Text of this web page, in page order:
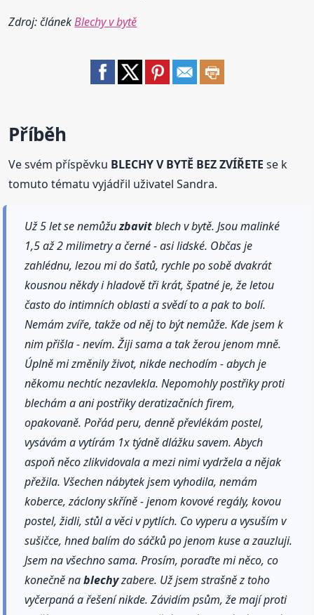
Zdroj: článekBlechy v bytě
Příběh
Ve svém příspěvku BLECHY V BYTĚ BEZ ZVÍŘETE se k
tomuto tématu vyjádřil uživatel Sandra.
Už 5 let se nemůžuzbavitblech v bytě. Jsou malinké
1,5 až 2 milimetry a černé - asi lidské. Občas je
zahlédnu, lezou mi do šatů, rychle po sobě dvakrát
kousnou někdy i hladově tři krát, špatné je, že letou
často do intimních oblasti a svědí to a pak to bolí.
Nemám zvíře, takže od něj to být nemůže. Kde jsem k
nim přišla - nevím. Žiji sama a tak žerou jenom mně.
Úplně mi změnily život, nikde nechodím - abych je
někomu nechtíc nezavlekla. Nepomohly postřiky proti
blechám a ani postřiky deratizačních firem,
opakovaně. Pořád peru, denně převlékám postel,
vysávám a vytírám 1x týdně dlážku savem. Abych
aspoň něco zlikvidovala a mezi nimi vydržela a nějak
přežila. Všechen nábytek jsem vyhodila, nemám
koberce, záclony skříně - jenom kovové regály, kovou
postel, židli, stůl a věci v pytlích. Co vyperu a vysuším v
sušičce, hned balím do sáčků po jenom kuse a zauzluji.
Jsem na všechno sama. Prosím, poraďte mi něco, co
konečně nablechyzabere. Už jsem strašně z toho
vyčerpaná a řešení nikde. Závidím psům, že mají proti